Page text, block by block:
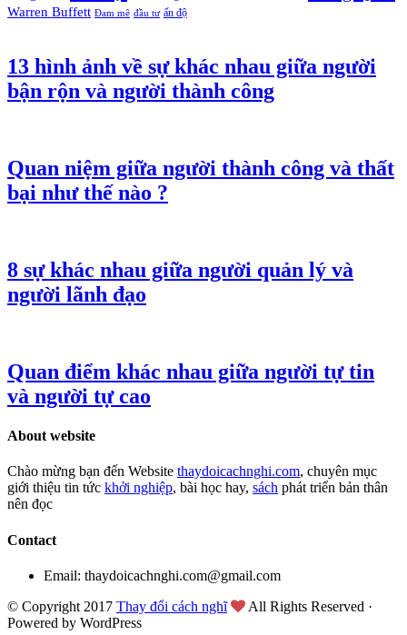
Warren Buffett Đam mê đầu tư ấn độ
13 hình ảnh về sự khác nhau giữa người
bận rộn và người thành công
Quan niệm giữa người thành công và thất
bại như thế nào ?
8 sự khác nhau giữa người quản lý và
người lãnh đạo
Quan điểm khác nhau giữa người tự tin
và người tự cao
About website
Chào mừng bạn đến Website thaydoicachnghi.com, chuyên mục
giới thiệu tin tức khởi nghiệp, bài học hay, sách phát triển bản thân
nên đọc
Contact
Email: thaydoicachnghi.com@gmail.com
© Copyright 2017 Thay đổi cách nghĩ
All Rights Reserved ·
Powered by WordPress